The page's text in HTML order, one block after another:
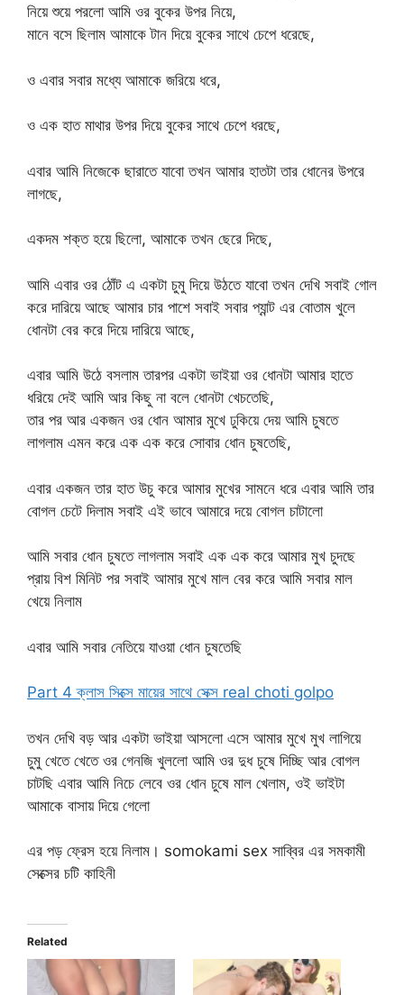
নিয়ে শুয়ে পরলো আমি ওর বুকের উপর নিয়ে,
মানে বসে ছিলাম আমাকে টান দিয়ে বুকের সাথে চেপে ধরেছে,
ও এবার সবার মধ্যে আমাকে জরিয়ে ধরে,
ও এক হাত মাথার উপর দিয়ে বুকের সাথে চেপে ধরছে,
এবার আমি নিজেকে ছারাতে যাবো তখন আমার হাতটা তার ধোনের উপরে
লাগছে,
একদম শক্ত হয়ে ছিলো, আমাকে তখন ছেরে দিছে,
আমি এবার ওর ঠোঁট এ একটা চুমু দিয়ে উঠতে যাবো তখন দেখি সবাই গোল
করে দারিয়ে আছে আমার চার পাশে সবাই সবার প্যান্ট এর বোতাম খুলে
ধোনটা বের করে দিয়ে দারিয়ে আছে,
এবার ‌আমি উঠে বসলাম তারপর একটা ভাইয়া ওর ধোনটা আমার হাতে
ধরিয়ে দেই আমি আর কিছু না বলে ধোনটা খেচতেছি,
তার পর আর একজন ওর ধোন আমার মুখে ঢুকিয়ে দেয় আমি চুষতে
লাগলাম এমন করে এক এক করে সোবার ধোন চুষতেছি,
এবার একজন তার হাত উচু করে আমার মুখের সামনে ধরে এবার আমি তার
বোগল চেটে দিলাম সবাই এই ভাবে আমারে দয়ে বোগল চাটালো
আমি সবার ধোন চুষতে লাগলাম সবাই এক এক করে আমার মুখ চুদছে
প্রায় বিশ মিনিট পর সবাই আমার মুখে মাল বের করে আমি সবার মাল
খেয়ে নিলাম
এবার আমি সবার নেতিয়ে যাওয়া ধোন চুষতেছি
Part 4 ক্লাস সিক্সে মায়ের সাথে সেক্স real choti golpo
তখন দেখি বড় আর একটা ভাইয়া আসলো এসে আমার মুখে মুখ লাগিয়ে
চুমু খেতে খেতে ওর গেনজি খুললো আমি ওর দুধ চুষে দিচ্ছি আর বোগল
চাটছি এবার আমি নিচে লেবে ওর ধোন চুষে মাল খেলাম, ওই ভাইটা
আমাকে বাসায় দিয়ে গেলো
এর পড় ফ্রেস হয়ে নিলাম। somokami sex সাব্বির এর সমকামী
সেক্সের চটি কাহিনী
Related